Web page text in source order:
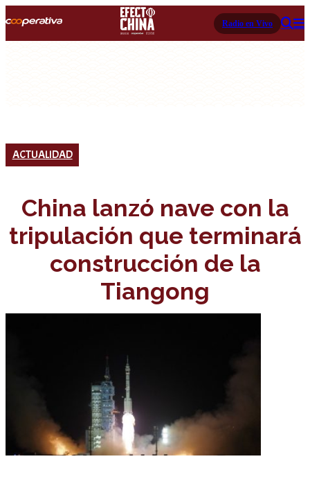
Radio en Vivo
ACTUALIDAD
China lanzó nave con la
tripulación que terminará
construcción de la
Tiangong